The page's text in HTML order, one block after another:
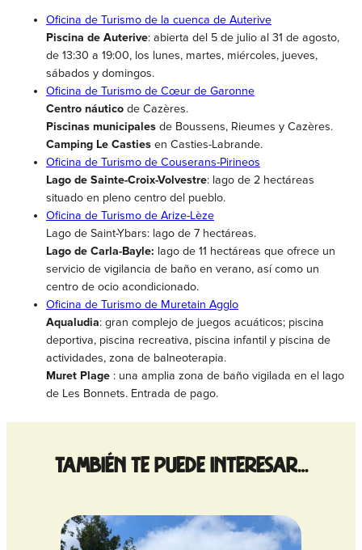
Oficina de Turismo de la cuenca de Auterive
Piscina de Auterive: abierta del 5 de julio al 31 de agosto,
de 13:30 a 19:00, los lunes, martes, miércoles, jueves,
sábados y domingos.
Oficina de Turismo de Cœur de Garonne
Centro náutico de Cazères.
Piscinas municipales de Boussens, Rieumes y Cazères.
Camping Le Castiesen Casties-Labrande.
Oficina de Turismo de Couserans-Pirineos
Lago de Sainte-Croix-Volvestre: lago de 2 hectáreas
situado en pleno centro del pueblo.
Oficina de Turismo de Arize-Lèze
Lago de Saint-Ybars: lago de 7 hectáreas.
Lago de Carla-Bayle: lago de 11 hectáreas que ofrece un
servicio de vigilancia de baño en verano, así como un
centro de ocio acondicionado.
Oficina de Turismo de Muretain Agglo
Aqualudia: gran complejo de juegos acuáticos; piscina
deportiva, piscina recreativa, piscina infantil y piscina de
actividades, zona de balneoterapia.
Muret Plage: una amplia zona de baño vigilada en el lago
de Les Bonnets. Entrada de pago.
También te puede interesar…